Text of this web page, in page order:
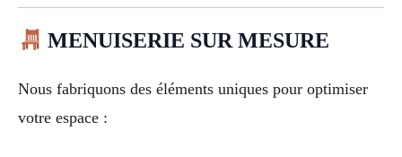
MENUISERIE SUR MESURE
Nous fabriquons des éléments uniques pour optimiser
votre espace :